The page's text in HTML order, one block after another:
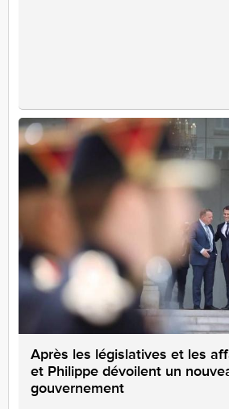
Après les législatives et les
et Philippe dévoilent un
gouvernement